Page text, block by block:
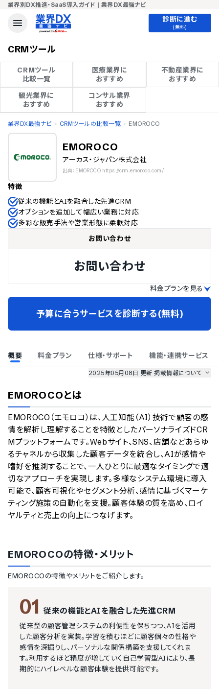
業界別DX推進・SaaS導入ガイド | 業界DX最強ナビ
診断に進む
(無料)
CRMツール
CRMツール
比較一覧
医療業界に
おすすめ
不動産業界に
おすすめ
観光業界に
おすすめ
コンサル業界
おすすめ
業界DX最強ナビ CRMツールの比較一覧 EMOROCO
EMOROCO
アーカス・ジャパン株式会社
出典：EMOROCO https://crm.emoroco.com/
特徴
従来の機能とAIを融合した先進CRM
オプションを追加して幅広い業務に対応
多彩な販売手法や営業形態に柔軟対応
お問い合わせ
お問い合わせ
料金プランを見る
予算に合うサービスを診断する(無料)
概要 料金プラン 仕様・サポート 機能・連携サービス
2025年05月08日 更新掲載情報について
のサービスデータを参照しています。
情報更新者：業界DX最強ナビ編集部 情報取得元 掲載修正依頼
EMOROCOとは
EMOROCO（エモロコ）は、人工知能（AI）技術で顧客の感
情を解析し理解することを特徴としたパーソナライズドCR
Mプラットフォームです。Webサイト、SNS、店舗などあらゆ
るチャネルから収集した顧客データを統合し、AIが感情や
嗜好を推測することで、一人ひとりに最適なタイミングで適
切なアプローチを実現します。多様なシステム環境に導入
可能で、顧客可視化やセグメント分析、感情に基づくマーケ
ティング施策の自動化を支援。顧客体験の質を高め、ロイ
ヤルティと売上の向上につなげます。
EMOROCOの特徴・メリット
EMOROCOの特徴やメリットをご紹介します。
01 従来の機能とAIを融合した先進CRM
従来型の顧客管理システムの利便性を保ちつつ、AIを活用
した顧客分析を実装。学習を積むほどに顧客個々の性格や
感情を深掘りし、パーソナルな関係構築を支援してくれま
す。利用するほど精度が増していく自己学習型AIにより、長
期的にハイレベルな顧客体験を提供可能です。